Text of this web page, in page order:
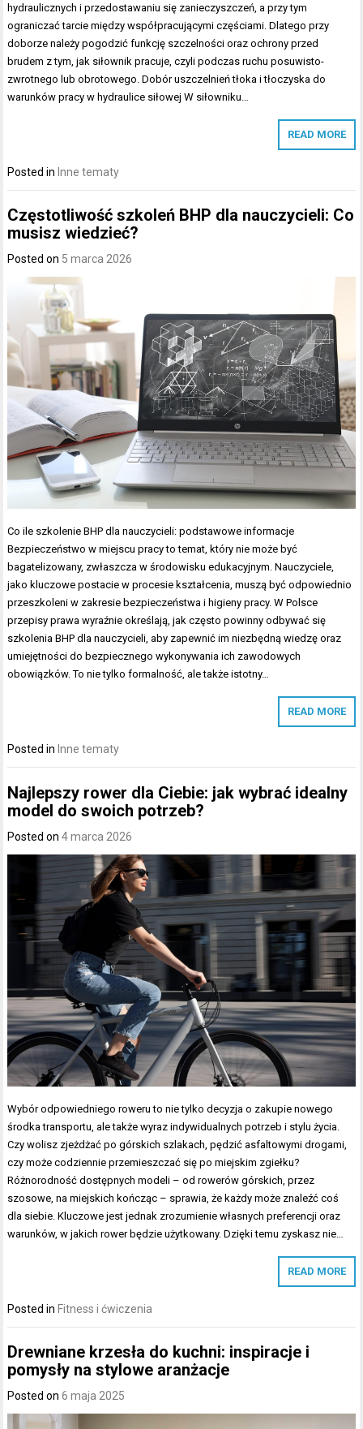
hydraulicznych i przedostawaniu się zanieczyszczeń, a przy tym
ograniczać tarcie między współpracującymi częściami. Dlatego przy
doborze należy pogodzić funkcję szczelności oraz ochrony przed
brudem z tym, jak siłownik pracuje, czyli podczas ruchu posuwisto-
zwrotnego lub obrotowego. Dobór uszczelnień tłoka i tłoczyska do
warunków pracy w hydraulice siłowej W siłowniku…
READ MORE
Posted in Inne tematy
Częstotliwość szkoleń BHP dla nauczycieli: Co
musisz wiedzieć?
Posted on 5 marca 2026
Co ile szkolenie BHP dla nauczycieli: podstawowe informacje
Bezpieczeństwo w miejscu pracy to temat, który nie może być
bagatelizowany, zwłaszcza w środowisku edukacyjnym. Nauczyciele,
jako kluczowe postacie w procesie kształcenia, muszą być odpowiednio
przeszkoleni w zakresie bezpieczeństwa i higieny pracy. W Polsce
przepisy prawa wyraźnie określają, jak często powinny odbywać się
szkolenia BHP dla nauczycieli, aby zapewnić im niezbędną wiedzę oraz
umiejętności do bezpiecznego wykonywania ich zawodowych
obowiązków. To nie tylko formalność, ale także istotny…
READ MORE
Posted in Inne tematy
Najlepszy rower dla Ciebie: jak wybrać idealny
model do swoich potrzeb?
Posted on4 marca 2026
Wybór odpowiedniego roweru to nie tylko decyzja o zakupie nowego
środka transportu, ale także wyraz indywidualnych potrzeb i stylu życia.
Czy wolisz zjeżdżać po górskich szlakach, pędzić asfaltowymi drogami,
czy może codziennie przemieszczać się po miejskim zgiełku?
Różnorodność dostępnych modeli – od rowerów górskich, przez
szosowe, na miejskich kończąc – sprawia, że każdy może znaleźć coś
dla siebie. Kluczowe jest jednak zrozumienie własnych preferencji oraz
warunków, w jakich rower będzie użytkowany. Dzięki temu zyskasz nie…
READ MORE
Posted in Fitness i ćwiczenia
Drewniane krzesła do kuchni: inspiracje i
pomysły na stylowe aranżacje
Posted on6 maja 2025